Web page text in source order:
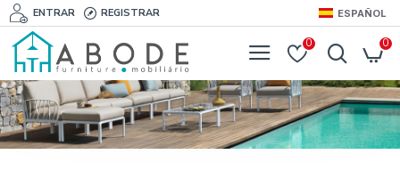
ENTRAR REGISTRAR ESPAÑOL
0 0